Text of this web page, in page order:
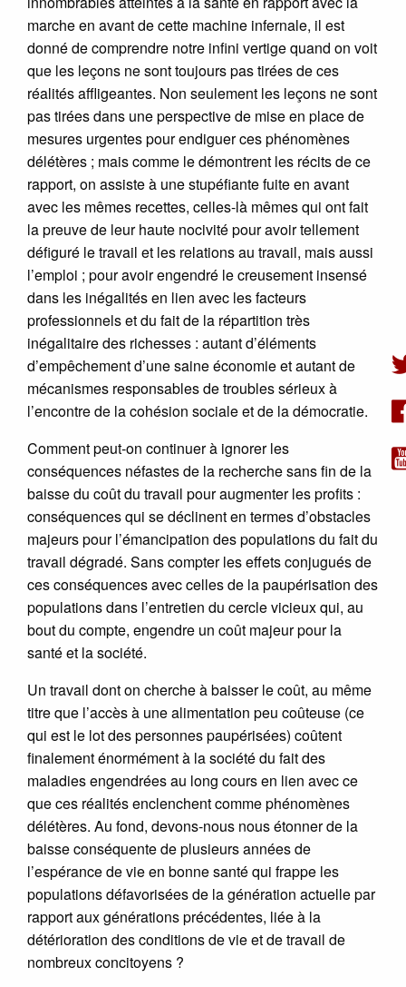
marche en avant de cette machine infernale, il est
donné de comprendre notre infini vertige quand on voit
que les leçons ne sont toujours pas tirées de ces
réalités affligeantes. Non seulement les leçons ne sont
pas tirées dans une perspective de mise en place de
mesures urgentes pour endiguer ces phénomènes
délétères ; mais comme le démontrent les récits de ce
rapport, on assiste à une stupéfiante fuite en avant
avec les mêmes recettes, celles-là mêmes qui ont fait
la preuve de leur haute nocivité pour avoir tellement
défiguré le travail et les relations au travail, mais aussi
l’emploi ; pour avoir engendré le creusement insensé
dans les inégalités en lien avec les facteurs
professionnels et du fait de la répartition très
inégalitaire des richesses : autant d’éléments
d’empêchement d’une saine économie et autant de
mécanismes responsables de troubles sérieux à
l’encontre de la cohésion sociale et de la démocratie.
Comment peut-on continuer à ignorer les
conséquences néfastes de la recherche sans fin de la
baisse du coût du travail pour augmenter les profits :
conséquences qui se déclinent en termes d’obstacles
majeurs pour l’émancipation des populations du fait du
travail dégradé. Sans compter les effets conjugués de
ces conséquences avec celles de la paupérisation des
populations dans l’entretien du cercle vicieux qui, au
bout du compte, engendre un coût majeur pour la
santé et la société.
Un travail dont on cherche à baisser le coût, au même
titre que l’accès à une alimentation peu coûteuse (ce
qui est le lot des personnes paupérisées) coûtent
finalement énormément à la société du fait des
maladies engendrées au long cours en lien avec ce
que ces réalités enclenchent comme phénomènes
délétères. Au fond, devons-nous nous étonner de la
baisse conséquente de plusieurs années de
l’espérance de vie en bonne santé qui frappe les
populations défavorisées de la génération actuelle par
rapport aux générations précédentes, liée à la
détérioration des conditions de vie et de travail de
nombreux concitoyens ?